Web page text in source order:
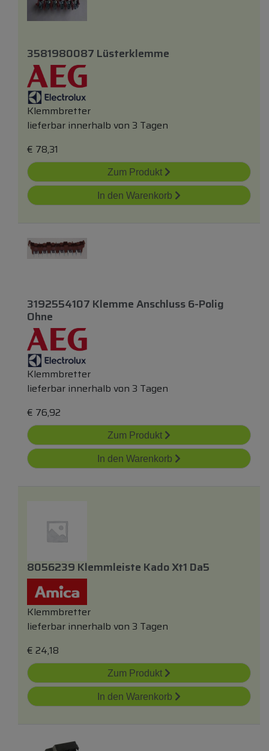
3581980087 Lüsterklemme
Klemmbretter
lieferbar innerhalb von 3 Tagen
€ 78,31
Zum Produkt
In den Warenkorb
3192554107 Klemme Anschluss 6-Polig
Ohne
Klemmbretter
lieferbar innerhalb von 3 Tagen
€ 76,92
Zum Produkt
In den Warenkorb
8056239 Klemmleiste Kado Xt1 Da5
Klemmbretter
lieferbar innerhalb von 3 Tagen
€ 24,18
Zum Produkt
In den Warenkorb